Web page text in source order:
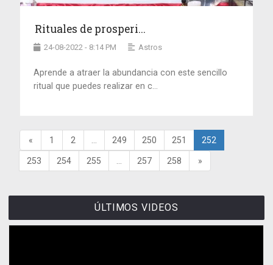
Rituales de prosperi...
24-08-2022 - 8:14 PM Astros
Aprende a atraer la abundancia con este sencillo
ritual que puedes realizar en c...
« 1 2 249 250 251 252
253 254 255 257 258 »
ÚLTIMOS VIDEOS